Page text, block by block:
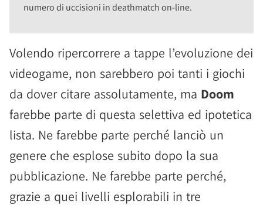
numero di uccisioni in deathmatch on-line.
Volendo ripercorrere a tappe l’evoluzione dei
videogame, non sarebbero poi tanti i giochi
da dover citare assolutamente, ma Doom
farebbe parte di questa selettiva ed ipotetica
lista. Ne farebbe parte perché lanciò un
genere che esplose subito dopo la sua
pubblicazione. Ne farebbe parte perché,
grazie a quei livelli esplorabili in tre